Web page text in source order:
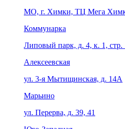
МО, г. Химки, ТЦ Мега
Коммунарка
Липовый парк, д. 4, к. 1,
Алексеевская
ул. 3-я Мытищинская, д. 14А
Марьино
ул. Перерва, д. 39, 41